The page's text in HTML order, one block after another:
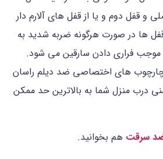
و قفل دوم و یا از قفل های آلارم دار
قفل ها در صورت هرگونه ضربه شدید به
فراری دادن سارقین می شود.
های اختصاصی ضد دیلم راسان
درب منزل شما به بالاترین حد ممکن
ضد سرقت هم بخوانید.